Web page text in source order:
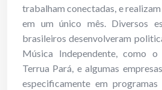
trabalham conectadas, e
em um único mês. Diversos
brasileiros desenvolveram
Música Independente, como
Terrua Pará, e algumas
especificamente em